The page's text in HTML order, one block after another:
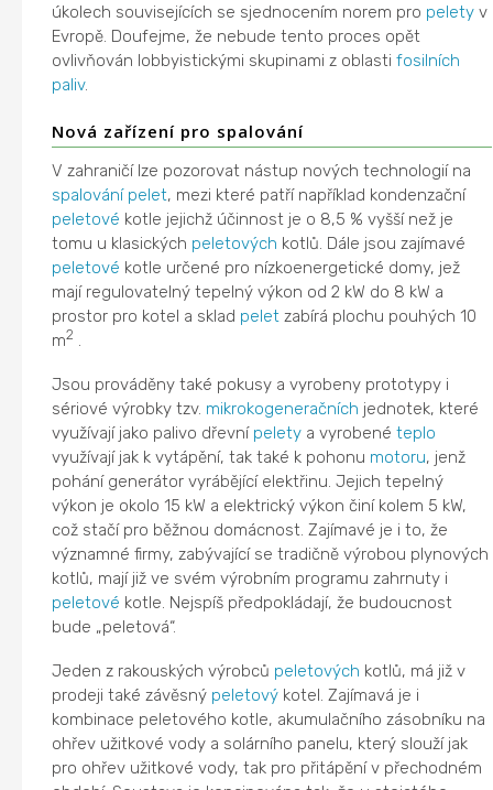
úkolech souvisejících se sjednocením norem pro pelety v
Evropě. Doufejme, že nebude tento proces opět
ovlivňován lobbyistickými skupinami z oblastifosilních
paliv.
Nová zařízení pro spalování
V zahraničí lze pozorovat nástup nových technologií na
spalování pelet, mezi které patří například kondenzační
peletové kotle jejichž účinnost je o 8,5 % vyšší než je
tomu u klasických peletových kotlů. Dále jsou zajímavé
peletové kotle určené pro nízkoenergetické domy, jež
mají regulovatelný tepelný výkon od 2 kW do 8 kW a
prostor pro kotel a sklad pelet zabírá plochu pouhých 10
m2 .
Jsou prováděny také pokusy a vyrobeny prototypy i
sériové výrobky tzv. mikrokogeneračních jednotek, které
využívají jako palivo dřevní pelety a vyrobenéteplo
využívají jak k vytápění, tak také k pohonu motoru, jenž
pohání generátor vyrábějící elektřinu. Jejich tepelný
výkon je okolo 15 kW a elektrický výkon činí kolem 5 kW,
což stačí pro běžnou domácnost. Zajímavé je i to, že
významné firmy, zabývající se tradičně výrobou plynových
kotlů, mají již ve svém výrobním programu zahrnuty i
peletové kotle. Nejspíš předpokládají, že budoucnost
bude „peletová“.
Jeden z rakouských výrobců peletových kotlů, má již v
prodeji také závěsný peletový kotel. Zajímavá je i
kombinace peletového kotle, akumulačního zásobníku na
ohřev užitkové vody a solárního panelu, který slouží jak
pro ohřev užitkové vody, tak pro přitápění v přechodném